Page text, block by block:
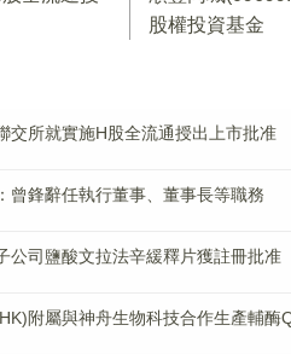
股權投資基金
交所就實施H股全流通授出上市批准
曾鋒辭任執行董事、董事長等職務
公司鹽酸文拉法辛緩釋片獲註冊批准
附屬與神舟生物科技合作生產輔酶